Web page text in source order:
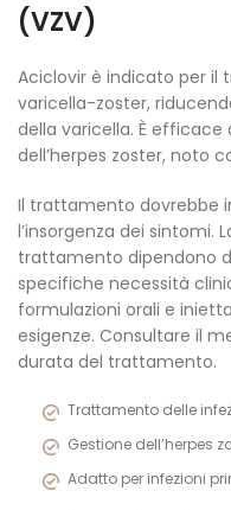
(VZV)
Aciclovir è indicato per il
varicella-zoster,
della varicella. È
dell’herpes zoster, noto
Il trattamento dovrebbe
l’insorgenza dei sintomi.
trattamento dipendono
specifiche necessità
formulazioni orali e
esigenze. Consultare il
durata del trattamento.
Trattamento delle
Gestione dell’herpes
Adatto per infezioni